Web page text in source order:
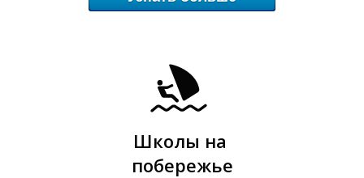
Школы на
побережье